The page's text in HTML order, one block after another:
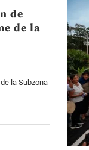
de
de la
la Subzona